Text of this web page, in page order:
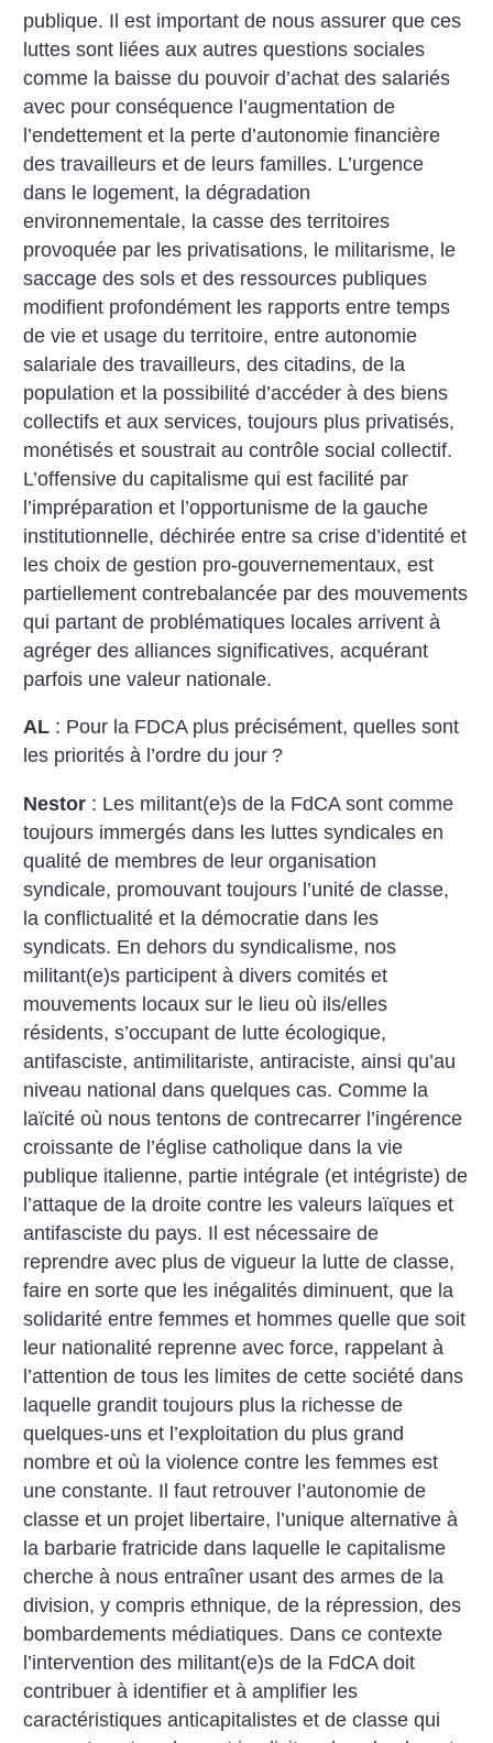
publique. Il est important de nous assurer que ces
luttes sont liées aux autres questions sociales
comme la baisse du pouvoir d’achat des salariés
avec pour conséquence l’augmentation de
l’endettement et la perte d’autonomie financière
des travailleurs et de leurs familles. L’urgence
dans le logement, la dégradation
environnementale, la casse des territoires
provoquée par les privatisations, le militarisme, le
saccage des sols et des ressources publiques
modifient profondément les rapports entre temps
de vie et usage du territoire, entre autonomie
salariale des travailleurs, des citadins, de la
population et la possibilité d’accéder à des biens
collectifs et aux services, toujours plus privatisés,
monétisés et soustrait au contrôle social collectif.
L’offensive du capitalisme qui est facilité par
l’impréparation et l’opportunisme de la gauche
institutionnelle, déchirée entre sa crise d’identité et
les choix de gestion pro-gouvernementaux, est
partiellement contrebalancée par des mouvements
qui partant de problématiques locales arrivent à
agréger des alliances significatives, acquérant
parfois une valeur nationale.
AL : Pour la FDCA plus précisément, quelles sont
les priorités à l’ordre du jour ?
Nestor : Les militant(e)s de la FdCA sont comme
toujours immergés dans les luttes syndicales en
qualité de membres de leur organisation
syndicale, promouvant toujours l’unité de classe,
la conflictualité et la démocratie dans les
syndicats. En dehors du syndicalisme, nos
militant(e)s participent à divers comités et
mouvements locaux sur le lieu où ils/elles
résidents, s’occupant de lutte écologique,
antifasciste, antimilitariste, antiraciste, ainsi qu’au
niveau national dans quelques cas. Comme la
laïcité où nous tentons de contrecarrer l’ingérence
croissante de l’église catholique dans la vie
publique italienne, partie intégrale (et intégriste) de
l’attaque de la droite contre les valeurs laïques et
antifasciste du pays. Il est nécessaire de
reprendre avec plus de vigueur la lutte de classe,
faire en sorte que les inégalités diminuent, que la
solidarité entre femmes et hommes quelle que soit
leur nationalité reprenne avec force, rappelant à
l’attention de tous les limites de cette société dans
laquelle grandit toujours plus la richesse de
quelques-uns et l’exploitation du plus grand
nombre et où la violence contre les femmes est
une constante. Il faut retrouver l’autonomie de
classe et un projet libertaire, l’unique alternative à
la barbarie fratricide dans laquelle le capitalisme
cherche à nous entraîner usant des armes de la
division, y compris ethnique, de la répression, des
bombardements médiatiques. Dans ce contexte
l’intervention des militant(e)s de la FdCA doit
contribuer à identifier et à amplifier les
caractéristiques anticapitalistes et de classe qui